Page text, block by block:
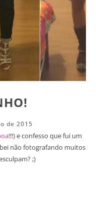
de 2015
!!!) e confesso que fui um
não fotografando muitos
;)